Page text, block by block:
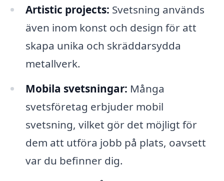
Artistic projects: Svetsning används
även inom konst och design för att
skapa unika och skräddarsydda
metallverk.
Mobila svetsningar: Många
svetsföretag erbjuder mobil
svetsning, vilket gör det möjligt för
dem att utföra jobb på plats, oavsett
var du befinner dig.